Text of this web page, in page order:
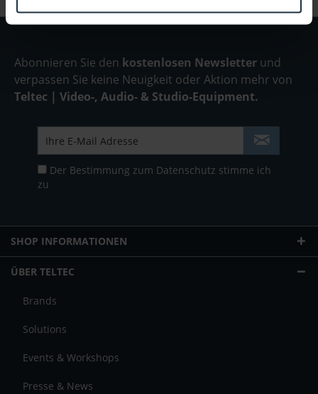
Abonnieren Sie den kostenlosen Newsletter und
verpassen Sie keine Neuigkeit oder Aktion mehr von
Teltec | Video-, Audio- & Studio-Equipment.
Der Bestimmung zum Datenschutz stimme ich
zu
SHOP INFORMATIONEN
ÜBER TELTEC
Brands
Solutions
Events & Workshops
Presse & News